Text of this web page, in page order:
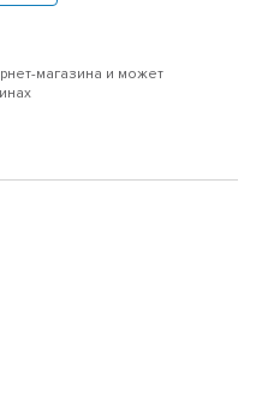
магазина и может